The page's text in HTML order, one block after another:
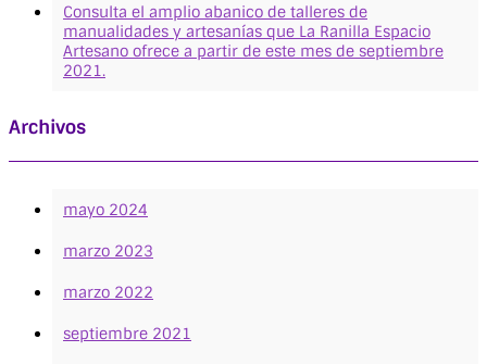
Consulta el amplio abanico de talleres de
manualidades y artesanías que La Ranilla Espacio
Artesano ofrece a partir de este mes de septiembre
2021.
Archivos
mayo 2024
marzo 2023
marzo 2022
septiembre 2021